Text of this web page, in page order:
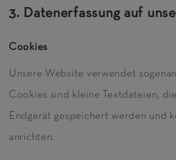
3. Datenerfassung auf
Cookies
Unsere Website verwendet
Cookies sind kleine Textdateien,
Endgerät gespeichert werden und
anrichten.